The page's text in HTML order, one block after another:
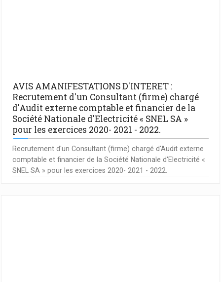
AVIS AMANIFESTATIONS D'INTERET :
Recrutement d'un Consultant (firme) chargé
d'Audit externe comptable et financier de la
Société Nationale d'Electricité « SNEL SA »
pour les exercices 2020- 2021 - 2022.
Recrutement d'un Consultant (firme) chargé d'Audit externe
comptable et financier de la Société Nationale d'Electricité «
SNEL SA » pour les exercices 2020- 2021 - 2022.